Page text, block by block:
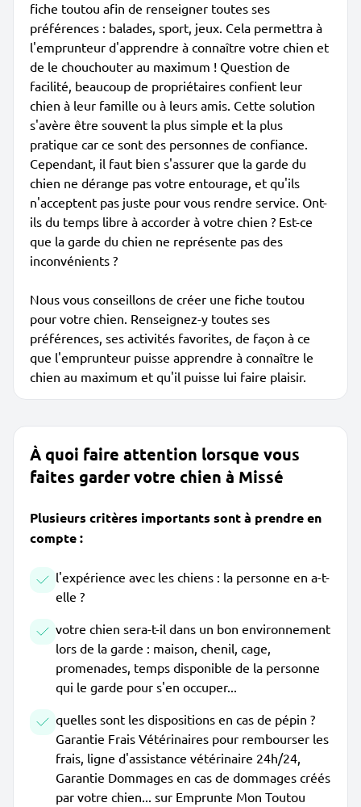
fiche toutou afin de renseigner toutes ses
préférences : balades, sport, jeux. Cela permettra à
l'emprunteur d'apprendre à connaître votre chien et
de le chouchouter au maximum ! Question de
facilité, beaucoup de propriétaires confient leur
chien à leur famille ou à leurs amis. Cette solution
s'avère être souvent la plus simple et la plus
pratique car ce sont des personnes de confiance.
Cependant, il faut bien s'assurer que la garde du
chien ne dérange pas votre entourage, et qu'ils
n'acceptent pas juste pour vous rendre service. Ont-
ils du temps libre à accorder à votre chien ? Est-ce
que la garde du chien ne représente pas des
inconvénients ?
Nous vous conseillons de créer une fiche toutou
pour votre chien. Renseignez-y toutes ses
préférences, ses activités favorites, de façon à ce
que l'emprunteur puisse apprendre à connaître le
chien au maximum et qu'il puisse lui faire plaisir.
À quoi faire attention lorsque vous
faites garder votre chien à Missé
Plusieurs critères importants sont à prendre en
compte :
l'expérience avec les chiens : la personne en a-t-
elle ?
votre chien sera-t-il dans un bon environnement
lors de la garde : maison, chenil, cage,
promenades, temps disponible de la personne
qui le garde pour s'en occuper...
quelles sont les dispositions en cas de pépin ?
Garantie Frais Vétérinaires pour rembourser les
frais, ligne d'assistance vétérinaire 24h/24,
Garantie Dommages en cas de dommages créés
par votre chien... sur Emprunte Mon Toutou